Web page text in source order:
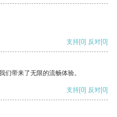
支持[0] 反对[0]
们带来了无限的流畅体验。
支持[0] 反对[0]